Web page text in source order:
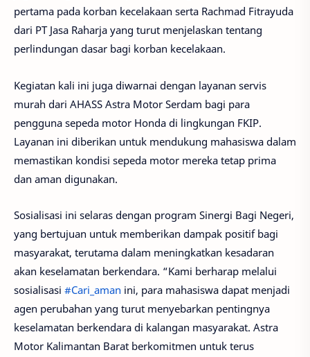
pertama pada korban kecelakaan serta Rachmad Fitrayuda
dari PT Jasa Raharja yang turut menjelaskan tentang
perlindungan dasar bagi korban kecelakaan.
Kegiatan kali ini juga diwarnai dengan layanan servis
murah dari AHASS Astra Motor Serdam bagi para
pengguna sepeda motor Honda di lingkungan FKIP.
Layanan ini diberikan untuk mendukung mahasiswa dalam
memastikan kondisi sepeda motor mereka tetap prima
dan aman digunakan.
Sosialisasi ini selaras dengan program Sinergi Bagi Negeri,
yang bertujuan untuk memberikan dampak positif bagi
masyarakat, terutama dalam meningkatkan kesadaran
akan keselamatan berkendara. “Kami berharap melalui
sosialisasi #Cari_aman ini, para mahasiswa dapat menjadi
agen perubahan yang turut menyebarkan pentingnya
keselamatan berkendara di kalangan masyarakat. Astra
Motor Kalimantan Barat berkomitmen untuk terus